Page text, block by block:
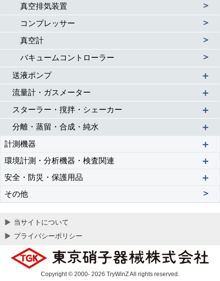
真空排気装置 ＞
コンプレッサー ＞
真空計 ＞
バキュームコントローラー ＞
送液ポンプ ＋
流量計・ガスメーター ＋
スターラー・撹拌・シェーカー ＋
分離・蒸留・合成・純水 ＋
計測機器 ＋
環境計測・分析機器・検査関連 ＋
安全・防災・保護用品 ＋
その他 ＞
当サイトについて
プライバシーポリシー
Copyright © 2000- 2026 TryWinZ All rights reserved.